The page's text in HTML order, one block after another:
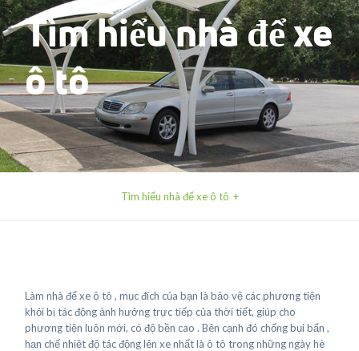
Tìm hiểu nhà để xe
ô tô
Tìm hiểu nhà để xe ô tô
Làm nhà để xe ô tô , mục đích của bạn là bảo vệ các phương tiện
khỏi bị tác động ảnh hưởng trực tiếp của thời tiết, giúp cho
phương tiện luôn mới, có độ bền cao . Bên cạnh đó chống bụi bẩn ,
hạn chế nhiệt độ tác động lên xe nhất là ô tô trong những ngày hè